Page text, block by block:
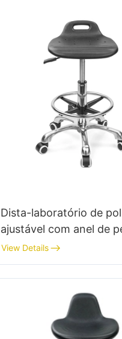
Dista-laboratório de
ajustável com anel de
cromado e IC anti-
base de pés de
View Details